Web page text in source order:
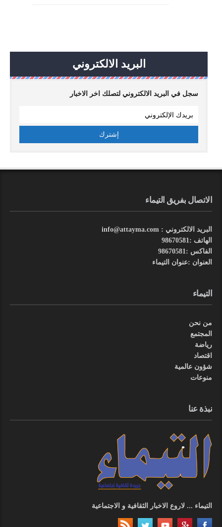
البريد الالكتروني
سجل في البريد الالكتروني لتصلك اخر الاخبار
الاتصال بفريق التيماء
البريد الالكتروني : info@attayma.com
الهاتف :98670581
الفاكس :98670581
العنوان :عنوان التيماء
التيماء
من نحن
المجتمع
رياضة
اقتصاد
شؤون عالمية
منوعات
نبذة عنا
التيماء ... لاروع الاخبار الثقافية و الاجتماعية